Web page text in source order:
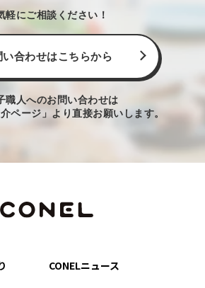
軽にご相談ください！
い合わせはこちらから
職人へのお問い合わせは
ページ」より直接お願いします。
CONELニュース